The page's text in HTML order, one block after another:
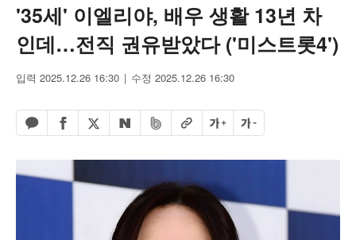
'35세' 이엘리야, 배우 생활 13년 차
인데…전직 권유받았다 ('미스트롯4')
입력 2025.12.26 16:30 수정 2025.12.26 16:30
카카오톡 공유하기
페이스북 공유하기
엑스 공유하기
네이버 공유하기
밴드 공유하기
URL복사글자 크게글자 작게